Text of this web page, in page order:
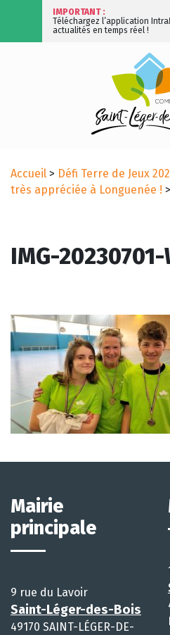
IMPORTANT :
Téléchargez l’application
actualités en temps réel !
Accueil > Défi Terre de Jeux
très appréciée à Longuenée ! >
IMG-
Mairie
principale
9 rue du Lavoir
Saint-Léger-des-Bois
49170 SAINT-LÉGER-DE-